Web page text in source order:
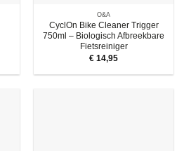
O&A
CyclOn Bike Cleaner Trigger
750ml – Biologisch Afbreekbare
Fietsreiniger
€ 14,95